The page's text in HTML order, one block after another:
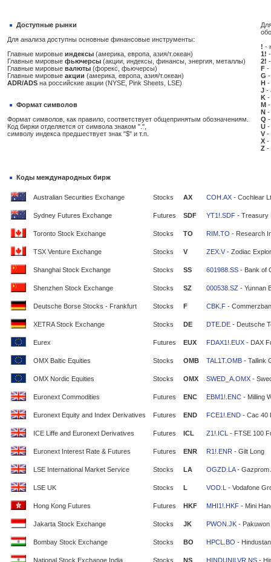
Доступные рынки
Для анализа доступны основные финансовые инструменты:
Главные мировые индексы (америка, европа, азия/т.океан)
Главные мировые фьючерсы (акции, индексы, финансы, энергия, металлы)
Главные мировые валюты (форекс, фьючерсы)
Главные мировые акции (америка, европа, азия/т.океан)
ADR/ADS на российские акции (NYSE, Pink Sheets, LSE)
Формат символов
Формат символов, как правило, соответствует общепринятым обозначениям.
Код биржи отделяется от символа знаком ".",
символу индекса предшествует знак "$" и т.п.
! -
1!
2!
F -
G
H -
J -
K -
M
N -
Q -
U -
V -
X -
Z -
Коды международных бирж
Australian Securities Exchange Stocks AX COH.AX - Cochlear
Sydney Futures Exchange Futures SDF YT1!.SDF - Treasury
Toronto Stock Exchange Stocks TO RIM.TO - Research
TSX Venture Exchange Stocks V ZEX.V - Zodiac
Shanghai Stock Exchange Stocks SS 601988.SS - Bank of
Shenzhen Stock Exchange Stocks SZ 000538.SZ - Yunnan
Deutsche Borse Stocks - Frankfurt Stocks F CBK.F -
XETRA Stock Exchange Stocks DE DTE.DE - Deutsche
Eurex Futures EUX FDAX1!.EUX - DAX
OMX Baltic Equities Stocks OMB TAL1T.OMB - Tallink
OMX Nordic Equities Stocks OMX SWED_A.OMX -
Euronext Commodities Futures ENC EBM1!.ENC - Milling
Euronext Equity and Index Derivatives Futures END FCE1!.END - Cac 40
ICE Liffe and Euronext Derivatives Futures ICL Z1!.ICL - FTSE 100
Euronext Interest Rate & Futures Futures ENR R1!.ENR - Gilt Long
LSE International Market Service Stocks LA OGZD.LA- Gazprom
LSE UK Stocks L VOD.L - Vodafone
Hong Kong Futures Futures HKF MHI1!.HKF - Mini
Jakarta Stock Exchange Stocks JK PWON.JK -
Bombay Stock Exchange Stocks BO HPCL.BO -
National Stock Exchange India Stocks NS HINDUNILVR.NS -